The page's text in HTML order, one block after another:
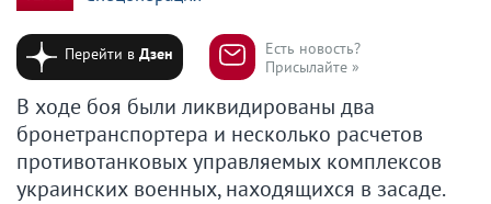
Перейти вДзен
Есть новость?
Присылайте »
В ходе боя были ликвидированы два
бронетранспортера и несколько расчетов
противотанковых управляемых комплексов
украинских военных, находящихся в засаде.